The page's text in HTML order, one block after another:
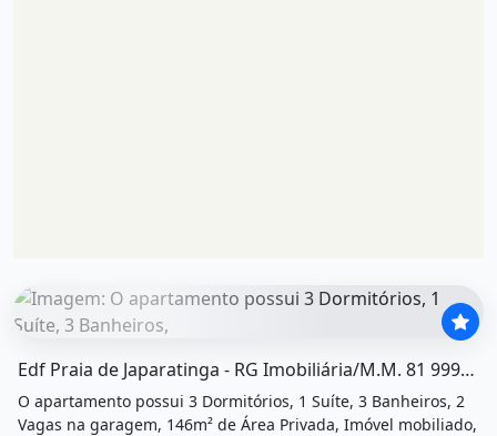
Edf Praia de Japaratinga - RG Imobiliária/M.M. 81 99969-7180
O apartamento possui 3 Dormitórios, 1 Suíte, 3 Banheiros, 2
Vagas na garagem, 146m² de Área Privada, Imóvel mobiliado,